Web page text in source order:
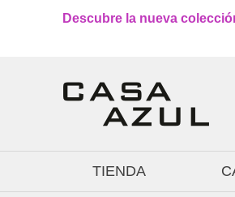
Descubre la nueva
TIENDA